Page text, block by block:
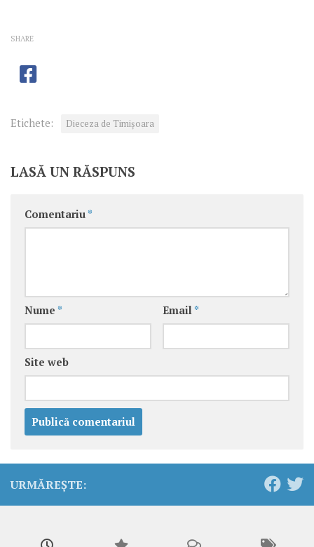
SHARE
Etichete: Dieceza de Timișoara
LASĂ UN RĂSPUNS
Comentariu *
Nume * Email *
Site web
URMĂREȘTE: